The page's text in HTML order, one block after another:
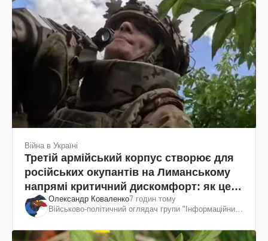
Війна в Україні
Третій армійський корпус створює для
російських окупантів на Лиманському
напрямі критичний дискомфорт: як це
вдалосяОлександр Коваленко7 годин тому
Військово-політичний оглядач групи "Інформаційний